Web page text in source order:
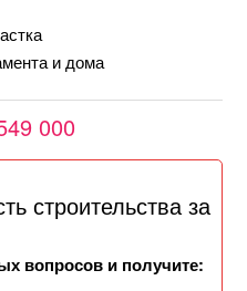
и дома
000
строительства за
вопросов и получите: